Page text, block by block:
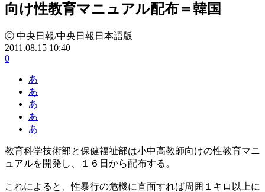
向け性教育マニュアル配布＝韓国
ⓒ 中央日報/中央日報日本語版
2011.08.15 10:40
0
あ
あ
あ
あ
あ
教育科学技術部と保健福祉部は小中高教師向けの性教育マニ
ュアルを開発し、１６日から配布する。
これによると、性暴行の危機に直面すれば周囲１キロ以上に